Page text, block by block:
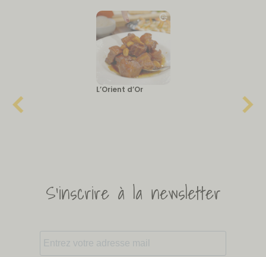
L’Orient d’Or
S'inscrire à la newsletter